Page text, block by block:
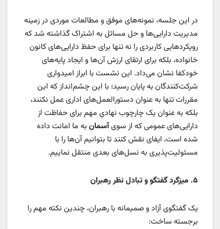
در این جلسه، نمونه‌های موفق و مطالعات موردی در زمینه
مدیریت دارایی‌ها و حل مسائل به اشتراک گذاشته شد که
رویکردهایی کاربردی را نه تنها برای حفظ دارایی‌های کانون
خانواده، بلکه برای ارتقای ارزش آن‌ها و ایجاد پایه‌های
خودکفا نشان می‌داد. این نشست با ابراز امیدواری
شرکت‌کنندگان به پایان رسید؛ با این چشم‌انداز که این
مقررات تنها به عنوان دستورالعمل‌های اداری عمل نکنند،
بلکه به عنوان یک چارچوب نهادیِ مهم برای حفاظت از
دارایی‌های عمومی که از سویآسمان به ما امانت داده
شده است، ایفای نقش کنند تا بتوانیم آن‌ها را با
مسئولیت‌پذیری به نسل‌های بعدی منتقل نماییم.
۵. ميزگرد گفتگو و تبادل نظر رهبران
یک گفتگوی آزاد و صمیمانه با رهبران، چندین نکته مهم را
برجسته ساخت: